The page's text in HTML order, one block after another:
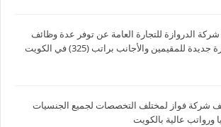
الدروازة للتجارة العامة عن توفر عدة وظائف
للمقيمين والأجانب براتب (325) في الكويت
شركة فواز لمختلف التخصصات لجميع الجنسيات
ورواتب عالية بالكويت